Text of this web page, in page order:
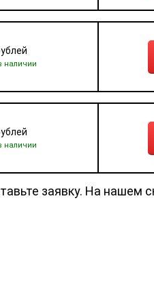
наличии
наличии
заявку. На нашем